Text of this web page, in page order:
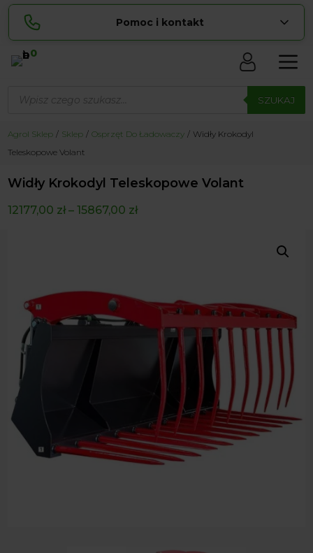
Pomoc i kontakt
Sylwia
pokaż numer
729 856 ... pokaż numer
biuro@ ...
0
produktów SZUKAJ
Agrol Sklep Sklep Osprzęt Do Ładowaczy
Widły Krokodyl
Teleskopowe Volant
Widły Krokodyl Teleskopowe Volant
12177,00 zł–15867,00 zł